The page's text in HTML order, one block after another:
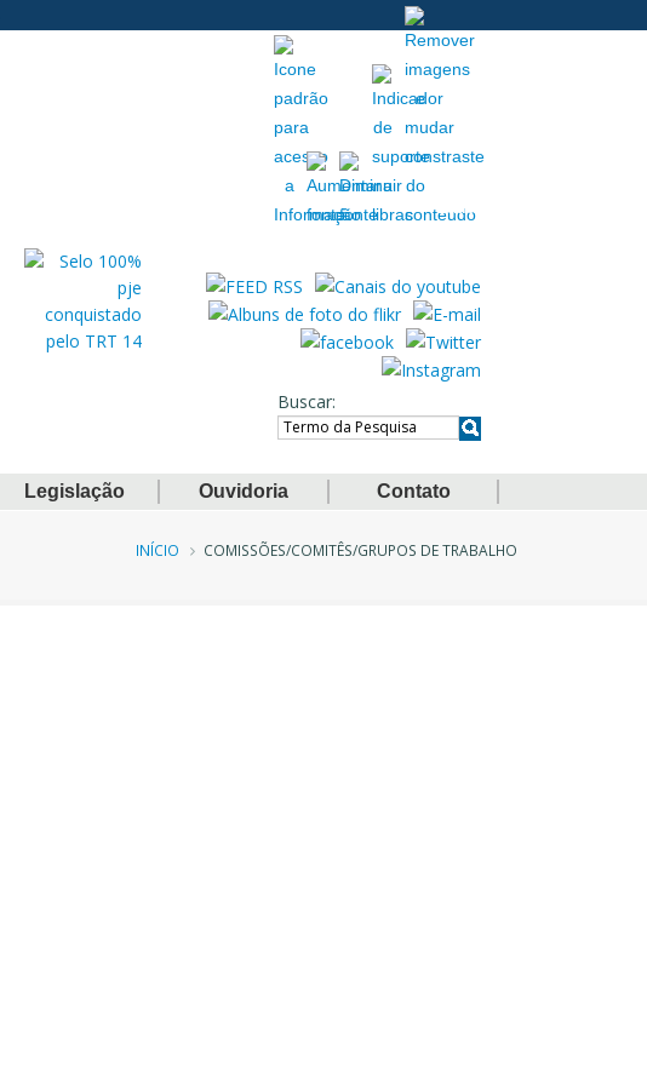
Extranet
Buscar
Legislação Ouvidoria Contato
Trilha
INÍCIO COMISSÕES/COMITÊS/GRUPOS DE TRABALHO